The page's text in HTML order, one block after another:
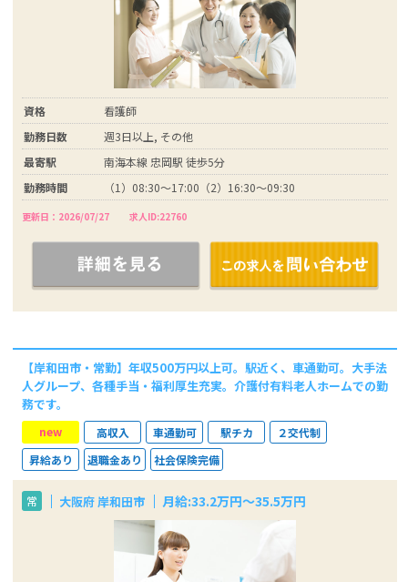
資格
看護師
勤務日数
週3日以上, その他
最寄駅
南海本線 忠岡駅 徒歩5分
勤務時間
（1）08:30～17:00（2）16:30～09:30
更新日：2026/07/27 求人ID:22760
【岸和田市・常勤】年収500万円以上可。駅近く、車通勤可。大手法
人グループ、各種手当・福利厚生充実。介護付有料老人ホームでの勤
務です。
new 高収入 車通勤可 駅チカ
２交代制
昇給あり
退職金あり 社会保険完備
常 大阪府 岸和田市 月給:33.2万円～35.5万円